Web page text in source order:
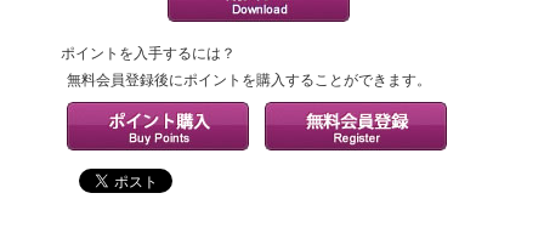
ポイントを入手するには？
無料会員登録後にポイントを購入することができます。